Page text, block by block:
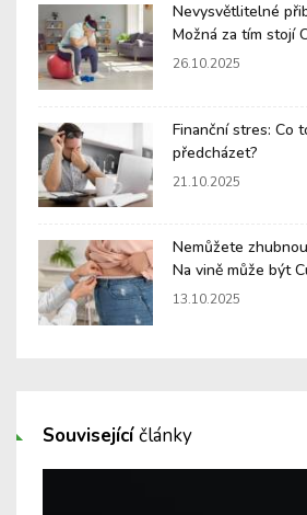
Nevysvětlitelné
Možná za tím stojí
26.10.2025
Finanční stres: Co
předcházet?
21.10.2025
Nemůžete
Na vině může být
13.10.2025
Souvisejícíčlánky